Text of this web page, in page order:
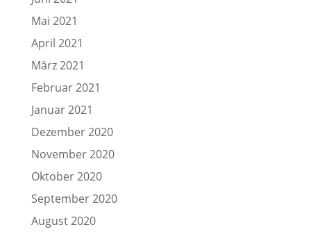
Mai 2021
April 2021
März 2021
Februar 2021
Januar 2021
Dezember 2020
November 2020
Oktober 2020
September 2020
August 2020